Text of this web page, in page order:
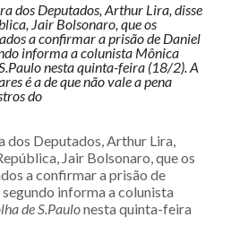
dos Deputados, Arthur Lira, disse
Jair Bolsonaro, que os
a confirmar a prisão de Daniel
informa a colunista Mônica
nesta quinta-feira (18/2). A
é a de que não vale a pena
do
dos Deputados, Arthur Lira,
Jair Bolsonaro, que os
a confirmar a prisão de
segundo informa a colunista
de S.Paulonesta quinta-feira